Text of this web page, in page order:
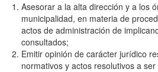
Asesorar a la alta dirección y a los
municipalidad, en materia de
actos de administración de
consultados;
Emitir opinión de carácter jurídico
normativos y actos resolutivos a